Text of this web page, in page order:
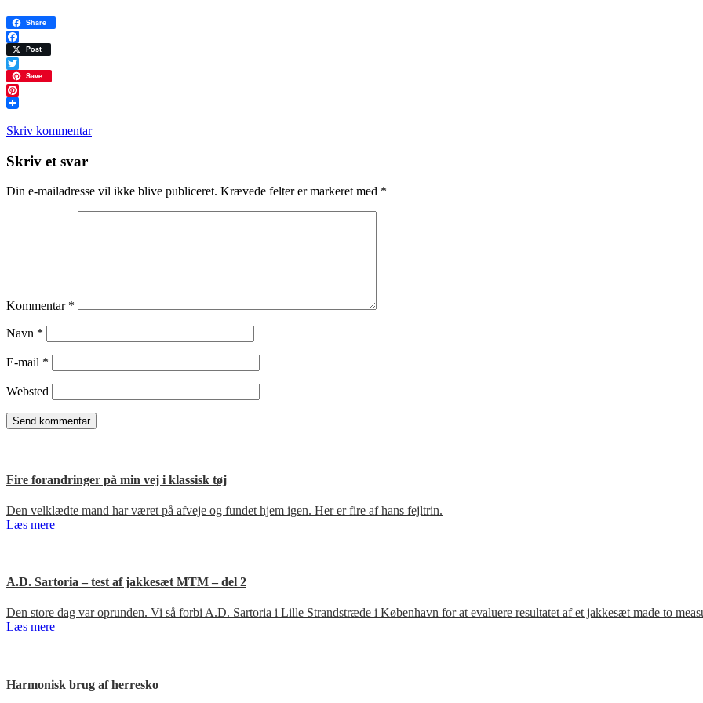
Share
Facebook
Post
Twitter
Save
Pinterest
Skriv kommentar
Læserinteraktioner
Skriv et svar
Din e-mailadresse vil ikke blive publiceret. Krævede felter er markeret med *
Kommentar *
Navn *
E-mail *
Websted
Fire forandringer på min vej i klassisk tøj
Den velklædte mand har været på afveje og fundet hjem igen. Her er fire af hans fejltrin.
Læs mere
A.D. Sartoria – test af jakkesæt MTM – del 2
Den store dag var oprunden. Vi så forbi A.D. Sartoria i Lille Strandstræde i København for at evaluere resultatet af et jakkesæt made to
Læs mere
Harmonisk brug af herresko